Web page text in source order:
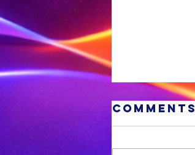
Comments